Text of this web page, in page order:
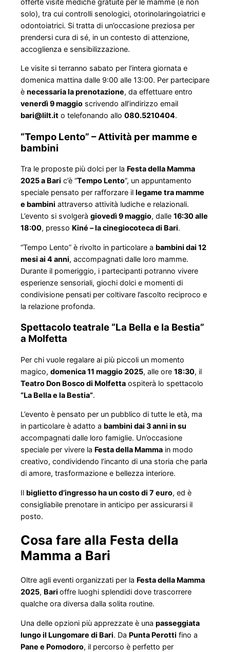
offerte visite mediche gratuite per le mamme (e non
solo), tra cui controlli senologici, otorinolaringoiatrici e
odontoiatrici. Si tratta di un’occasione preziosa per
prendersi cura di sé, in un contesto di attenzione,
accoglienza e sensibilizzazione.
Le visite si terranno sabato per l’intera giornata e
domenica mattina dalle 9:00 alle 13:00. Per partecipare
è necessaria la prenotazione, da effettuare entro
venerdì 9 maggio scrivendo all’indirizzo email
bari@lilt.it o telefonando allo 080.5210404.
“Tempo Lento” – Attività per mamme e
bambini
Tra le proposte più dolci per la Festa della Mamma
2025 a Bari c’è “Tempo Lento”, un appuntamento
speciale pensato per rafforzare il legame tra mamme
e bambini attraverso attività ludiche e relazionali.
L’evento si svolgerà giovedì 9 maggio, dalle 16:30 alle
18:00, presso Kiné – la cinegiocoteca di Bari.
“Tempo Lento” è rivolto in particolare a bambini dai 12
mesi ai 4 anni, accompagnati dalle loro mamme.
Durante il pomeriggio, i partecipanti potranno vivere
esperienze sensoriali, giochi dolci e momenti di
condivisione pensati per coltivare l’ascolto reciproco e
la relazione profonda.
Spettacolo teatrale “La Bella e la Bestia”
a Molfetta
Per chi vuole regalare ai più piccoli un momento
magico, domenica 11 maggio 2025, alle ore 18:30, il
Teatro Don Bosco di Molfetta ospiterà lo spettacolo
“La Bella e la Bestia”.
L’evento è pensato per un pubblico di tutte le età, ma
in particolare è adatto a bambini dai 3 anni in su
accompagnati dalle loro famiglie. Un’occasione
speciale per vivere la Festa della Mamma in modo
creativo, condividendo l’incanto di una storia che parla
di amore, trasformazione e bellezza interiore.
Il biglietto d’ingresso ha un costo di 7 euro, ed è
consigliabile prenotare in anticipo per assicurarsi il
posto.
Cosa fare alla Festa della
Mamma a Bari
Oltre agli eventi organizzati per la Festa della Mamma
2025, Bari offre luoghi splendidi dove trascorrere
qualche ora diversa dalla solita routine.
Una delle opzioni più apprezzate è una passeggiata
lungo il Lungomare di Bari. Da Punta Perotti fino a
Pane e Pomodoro, il percorso è perfetto per